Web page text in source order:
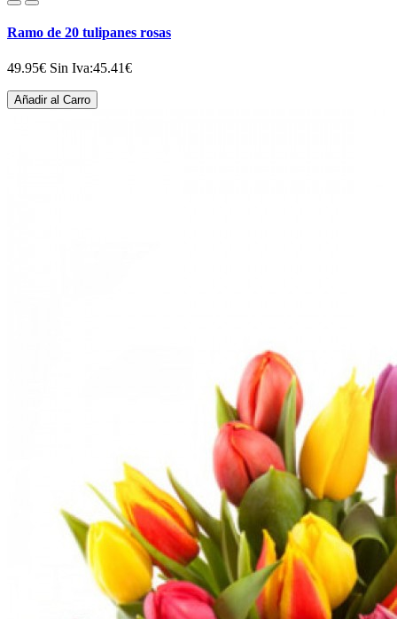
Ramo de 20 tulipanes rosas
49.95€ Sin Iva:45.41€
Añadir al Carro